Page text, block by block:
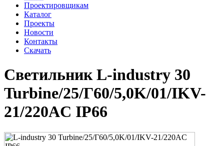
Проектировщикам
Каталог
Проекты
Новости
Контакты
Скачать
Светильник L-industry 30
Turbine/25/Г60/5,0K/01/IKV-
21/220AC IP66